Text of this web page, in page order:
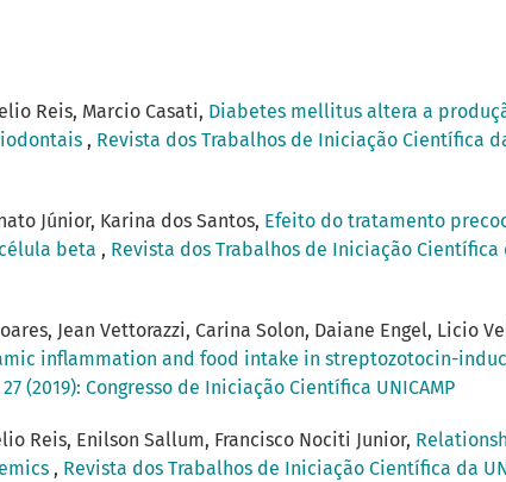
Reis, Marcio Casati, Diabetes mellitus altera a
, Revista dos Trabalhos de Iniciação Científica da
Júnior, Karina dos Santos, Efeito do tratamento
beta , Revista dos Trabalhos de Iniciação Científica
Jean Vettorazzi, Carina Solon, Daiane Engel, Licio
inflammation and food intake in streptozotocin-
(2019): Congresso de Iniciação Científica UNICAMP
Reis, Enilson Sallum, Francisco Nociti Junior,
, Revista dos Trabalhos de Iniciação Científica da